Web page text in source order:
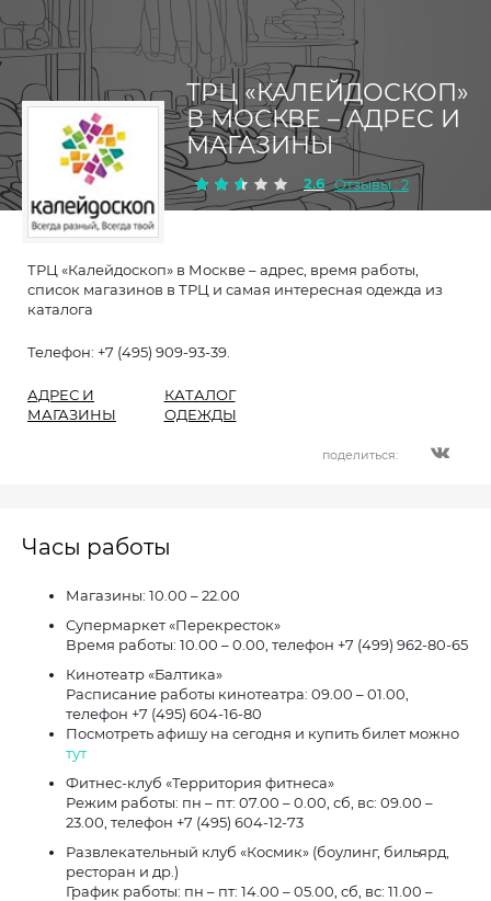
ТРЦ «КАЛЕЙДОСКОП»
В МОСКВЕ – АДРЕС И
МАГАЗИНЫ
2.6 Отзывы : 2
ТРЦ «Калейдоскоп» в Москве – адрес, время работы,
список магазинов в ТРЦ и самая интересная одежда из
каталога
Телефон: +7 (495) 909-93-39.
АДРЕС И
МАГАЗИНЫ
КАТАЛОГ
ОДЕЖДЫ
поделиться:
Часы работы
Магазины: 10.00 – 22.00
Супермаркет «Перекресток»
Время работы: 10.00 – 0.00, телефон +7 (499) 962-80-65
Кинотеатр «Балтика»
Расписание работы кинотеатра: 09.00 – 01.00,
телефон +7 (495) 604-16-80
Посмотреть афишу на сегодня и купить билет можно
тут
Фитнес-клуб «Территория фитнеса»
Режим работы: пн – пт: 07.00 – 0.00, сб, вс: 09.00 –
23.00, телефон +7 (495) 604-12-73
Развлекательный клуб «Космик» (боулинг, бильярд,
ресторан и др.)
График работы: пн – пт: 14.00 – 05.00, сб, вс: 11.00 –